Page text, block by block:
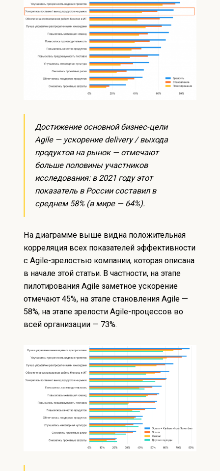
Достижение основной бизнес-цели
Agile — ускорение delivery / выхода
продуктов на рынок — отмечают
больше половины участников
исследования: в 2021 году этот
показатель в России составил в
среднем 58% (в мире — 64%).
На диаграмме выше видна положительная
корреляция всех показателей эффективности
с Agile-зрелостью компании, которая описана
в начале этой статьи. В частности, на этапе
пилотирования Agile заметное ускорение
отмечают 45%, на этапе становления Agile —
58%, на этапе зрелости Agile-процессов во
всей организации — 73%.